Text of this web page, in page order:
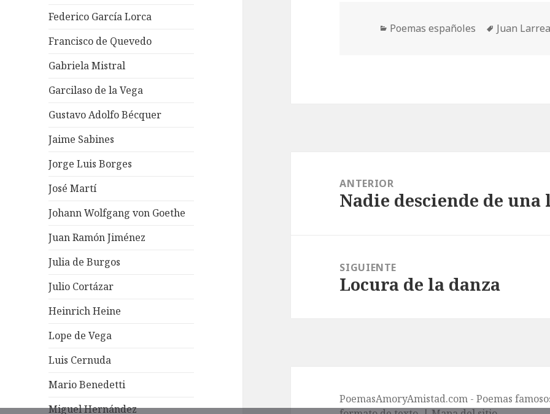
Federico García Lorca
Francisco de Quevedo
Gabriela Mistral
Garcilaso de la Vega
Gustavo Adolfo Bécquer
Jaime Sabines
Jorge Luis Borges
José Martí
Johann Wolfgang von Goethe
Juan Ramón Jiménez
Julia de Burgos
Julio Cortázar
Heinrich Heine
Lope de Vega
Luis Cernuda
Mario Benedetti
Miguel Hernández
Categorías
Poemas españoles Etiquetas
Juan Larrea
entradas
ANTERIOR
Entrada
Nadie desciende de una
SIGUIENTE
Entrada
Locura de la danza
PoemasAmoryAmistad.com - Poemas